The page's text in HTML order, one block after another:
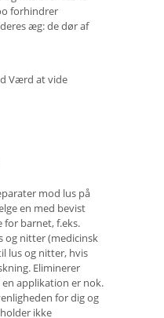
forhindrer
æg: de dør af
Værd at vide
mod lus på
en med bevist
barnet, f.eks.
og nitter (medicinsk
lus og nitter, hvis
Eliminerer
applikation er nok.
for dig og
ikke